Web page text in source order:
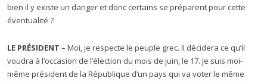
bien il y existe un danger et donc certains se préparent pour cette
éventualité ?
LE PRÉSIDENT – Moi, je respecte le peuple grec. Il décidera ce qu’il
voudra à l’occasion de l’élection du mois de juin, le 17. Je suis moi-
même président de la République d’un pays qui va voter le même